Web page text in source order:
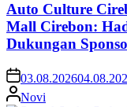
Auto Culture
Mall Cirebon:
Dukungan
03.08.2026
Novi